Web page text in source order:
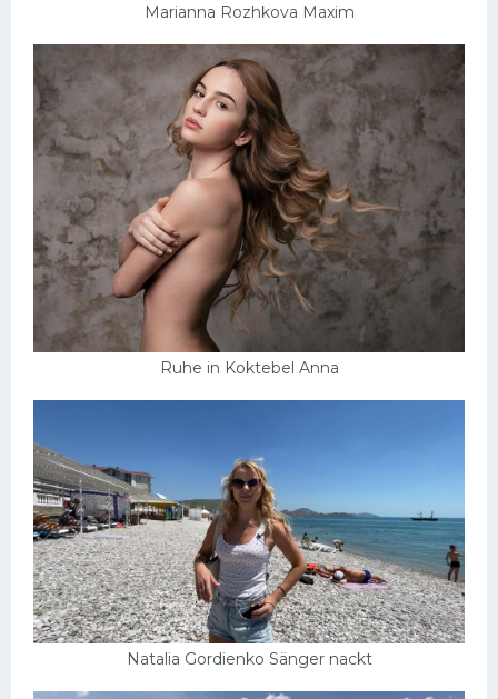
Marianna Rozhkova Maxim
Ruhe in Koktebel Anna
Natalia Gordienko Sänger nackt